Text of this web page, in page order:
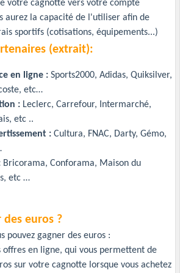
votre cagnotte vers votre compte
aurez la capacité de l'utiliser afin de
sportifs (cotisations, équipements...)
(extrait):
en ligne : Sports2000, Adidas, Quiksilver,
etc…
: Leclerc, Carrefour, Intermarché,
etc ..
: Cultura, FNAC, Darty, Gémo,
Bricorama, Conforama, Maison du
etc …
des euros ?
pouvez gagner des euros :
offres en ligne, qui vous permettent de
sur votre cagnotte lorsque vous achetez